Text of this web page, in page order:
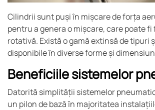
Cilindrii sunt puși în mișcare de forța
pentru a genera o mișcare, care poate
rotativă. Există o gamă extinsă de tipuri
disponibile în diverse forme și
Beneficiile sistemelor
Datorită simplității sistemelor
un pilon de bază în majoritatea